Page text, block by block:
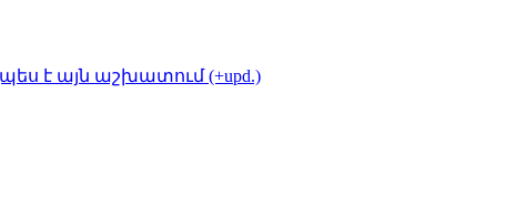
է այն աշխատում (+upd.)